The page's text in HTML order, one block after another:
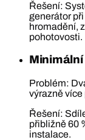
Řešení:
generátor
hromadění,
pohotovosti.
Problém:
výrazně více
Řešení:
přibližně 60
instalace.